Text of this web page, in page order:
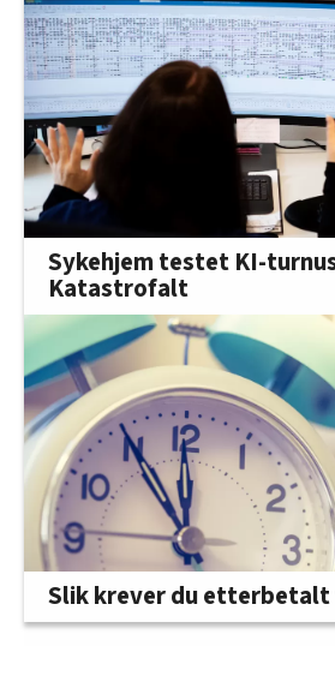
Sykehjem testet KI-
Katastrofalt
Slik krever du